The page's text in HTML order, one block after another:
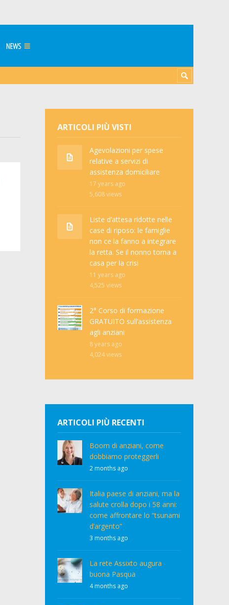
NEWS
ARTICOLI PIÙ VISTI
Agevolazioni per spese
relative a servizi di
assistenza domiciliare
17 years ago
5,608views
Liste d’attesa ridotte nelle
case di riposo: le famiglie
non ce la fanno a integrare
la retta. Se il nonno torna a
casa per la crisi
11 years ago
4,525 views
2° Corso di formazione
GRATUITO sull’assistenza
agli anziani
8 years ago
4,024views
ARTICOLI PIÙ RECENTI
Boom di anziani, come
dobbiamo proteggerli
2 months ago
Italia paese di anziani, ma la
salute crolla dopo i 58 anni:
come affrontare lo “tsunami
d’argento”
3 months ago
La rete Assixto augura
buona Pasqua
4 months ago